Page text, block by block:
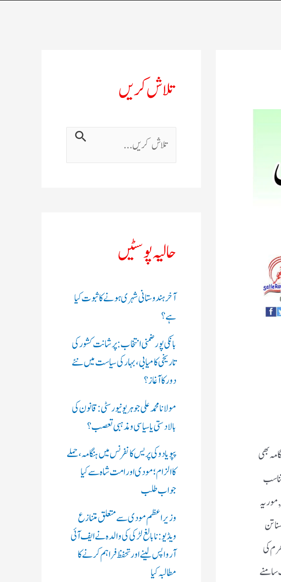
بھی
موریہ
کی
سامنے
تلاش کریں
ت
ل
ر
ی
ں
:
حالیہ پوسٹیں
آخر ہندوستانی شہری ہونے کا ثبوت کیا
ہے؟
بانکی پور ضمنی انتخاب: پرشانت کشور کی
تاریخی کامیابی، بہار کی سیاست میں نئے
دور کا آغاز؟
مولانا محمد علی جوہر یونیورسٹی: قانون کی
بالادستی یا سیاسی و مذہبی تعصب؟
پپو یادو کی پریس کانفرنس میں ہنگامہ، حملے
کا الزام؛ مودی اور امت شاہ سے کیا
جواب طلب
وزیر اعظم مودی سے متعلق متنازع
ویڈیو: نابالغ لڑکی کی والدہ نے ایف آئی
آر واپس لینے اور تحفظ فراہم کرنے کا
مطالبہ کیا